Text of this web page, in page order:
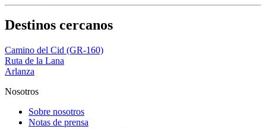
Destinos cercanos
Camino del Cid (GR-160)
Ruta de la Lana
Arlanza
Nosotros
Sobre nosotros
Notas de prensa